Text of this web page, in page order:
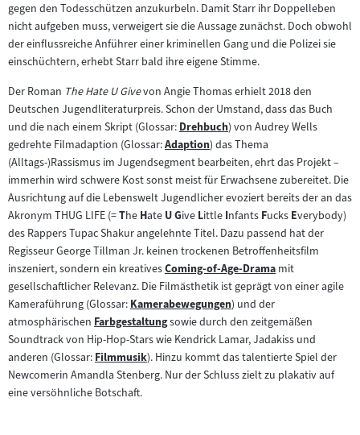
gegen den Todesschützen anzukurbeln. Damit Starr ihr Doppelleben
nicht aufgeben muss, verweigert sie die Aussage zunächst. Doch obwohl
der einflussreiche Anführer einer kriminellen Gang und die Polizei sie
einschüchtern, erhebt Starr bald ihre eigene Stimme.
Der Roman The Hate U Givevon Angie Thomas erhielt 2018 den
Deutschen Jugendliteraturpreis. Schon der Umstand, dass das Buch
und die nach einem Skript (Glossar:Zum
Inhalt:
Drehbuch) von Audrey Wells
gedrehte Filmadaption (Glossar:Zum
Inhalt:
Adaption) das Thema
(Alltags-)Rassismus im Jugendsegment bearbeiten, ehrt das Projekt –
immerhin wird schwere Kost sonst meist für Erwachsene zubereitet. Die
Ausrichtung auf die Lebenswelt Jugendlicher evoziert bereits der an das
Akronym THUG LIFE (=The Hate UGive Little Infants Fucks Everybody)
des Rappers Tupac Shakur angelehnte Titel. Dazu passend hat der
Regisseur George Tillman Jr. keinen trockenen Betroffenheitsfilm
inszeniert, sondern ein kreativesZum
Inhalt:
Coming-of-Age-Drama mit
gesellschaftlicher Relevanz. Die Filmästhetik ist geprägt von einer agile
Kameraführung (Glossar:Zum
Inhalt:
Kamerabewegungen) und der
atmosphärischen Zum
Inhalt:
Farbgestaltungsowie durch den zeitgemäßen
Soundtrack von Hip-Hop-Stars wie Kendrick Lamar, Jadakiss und
anderen (Glossar:Zum
Inhalt:
Filmmusik). Hinzu kommt das talentierte Spiel der
Newcomerin Amandla Stenberg. Nur der Schluss zielt zu plakativ auf
eine versöhnliche Botschaft.